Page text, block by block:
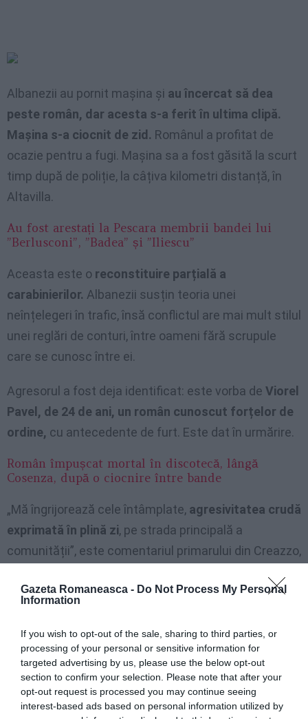
Gazeta Romaneasca - Do Not Process My Personal
Information
If you wish to opt-out of the sale, sharing to third parties, or
processing of your personal or sensitive information for
targeted advertising by us, please use the below opt-out
section to confirm your selection. Please note that after your
opt-out request is processed you may continue seeing
interest-based ads based on personal information utilized by
Albanezii au pornit mașina și au încercat să dea
peste român, dar acesta s-a ferit în ultima clipă.
Mașina s-a ciocnit de zid. Românul a profitat de
ocazie pentru a fugi. Mașina sa a fost găsită la scurt
timp după de poliție, la câțiva kilometri distanță, în
Altavilla.
Au fost arestați la Pescara membrii bandei lui
”Berlusconi”, ”Badea” și ”Iliescu”
Aceasta este o reconstituire parțială a
carabinierilor. Albanezii susțin teoria unei
neînțelegeri în trafic, însă conflictul are mai mult stilul
unei reglări de conturi, între oameni fără scrupule
care se cunosc între ei.
Agresorul a fost deja identificat: este vorba de Viorel
Pavel, de 24 de ani, un român cunoscut forțelor de
ordine, cu antecedente de furt. Este dat în urmărire.
Român împușcat mortal în discotecă, lângă
Cosenza, după o ciocnire între bande
„Mă îngrijorează cele întâmplate, agresivitatea crudă
exprimată în plină zi, pe strada principală a
comunității”, este comentariul primarului din Creazzo,
„Mă îngrijorează normele mai puțin aspre pe care
sistemul nostru politic le studiază, cu măsuri precum
amnistia și grațierea.La final cel care plătește este
cetățeanul”.Primarul și-a manifestat intenția de a
scrie prefectului „pentru a obține controale mai
mari”.